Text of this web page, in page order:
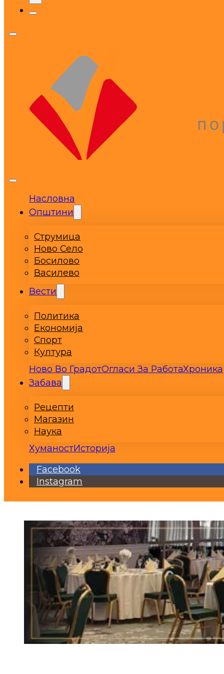
Насловна
Општини
Струмица
Ново Село
Босилово
Василево
Вести
Политика
Економија
Спорт
Култура
Ново Во ГрадотОгласи За РаботаХроника
Забава
Рецепти
Магазин
Наука
ХуманостИсторија
Facebook
Instagram